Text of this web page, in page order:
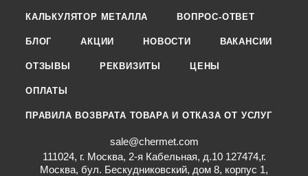
КАЛЬКУЛЯТОР МЕТАЛЛА ВОПРОС-ОТВЕТ
БЛОГ АКЦИИ НОВОСТИ ВАКАНСИИ
ОТЗЫВЫ РЕКВИЗИТЫ ЦЕНЫ
ОПЛАТЫ
ПРАВИЛА ВОЗВРАТА ТОВАРА И ОТКАЗА ОТ УСЛУГ
sale@chermet.com
111024, г. Москва, 2-я Кабельная, д.10 127474,г.
Москва, бул. Бескудниковский, дом 8, корпус 1,